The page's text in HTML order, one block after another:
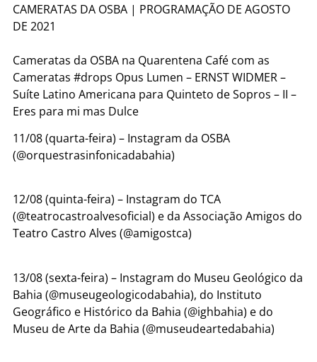
CAMERATAS DA OSBA | PROGRAMAÇÃO DE AGOSTO
DE 2021
Cameratas da OSBA na Quarentena Café com as
Cameratas #drops Opus Lumen – ERNST WIDMER –
Suíte Latino Americana para Quinteto de Sopros – II –
Eres para mi mas Dulce
11/08 (quarta-feira) – Instagram da OSBA
(@orquestrasinfonicadabahia)
12/08 (quinta-feira) – Instagram do TCA
(@teatrocastroalvesoficial) e da Associação Amigos do
Teatro Castro Alves (@amigostca)
13/08 (sexta-feira) – Instagram do Museu Geológico da
Bahia (@museugeologicodabahia), do Instituto
Geográfico e Histórico da Bahia (@ighbahia) e do
Museu de Arte da Bahia (@museudeartedabahia)